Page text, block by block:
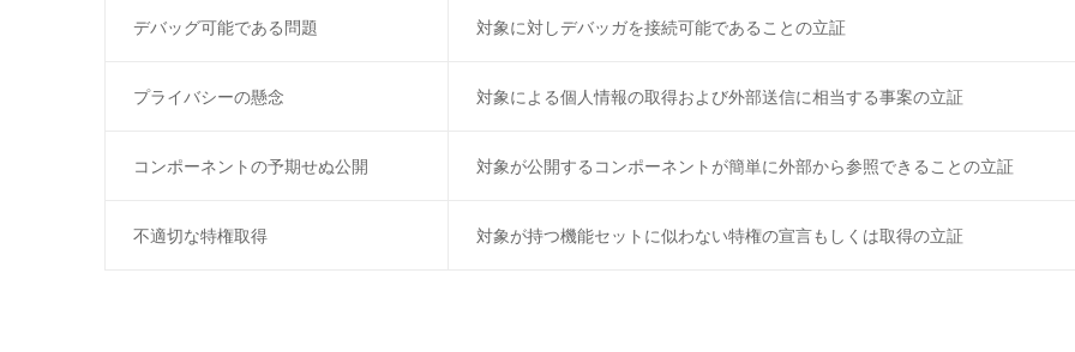
デバッグ可能である問題 対象に対しデバッガを接続可能であることの立証
プライバシーの懸念 対象による個人情報の取得および外部送信に相当する事案の立証
コンポーネントの予期せぬ公開 対象が公開するコンポーネントが簡単に外部から参照できることの立証
不適切な特権取得 対象が持つ機能セットに似わない特権の宣言もしくは取得の立証